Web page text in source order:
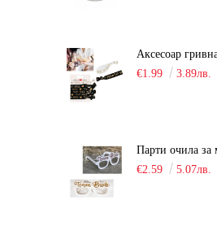
€1.99
3.89лв.
€2.59
5.07лв.